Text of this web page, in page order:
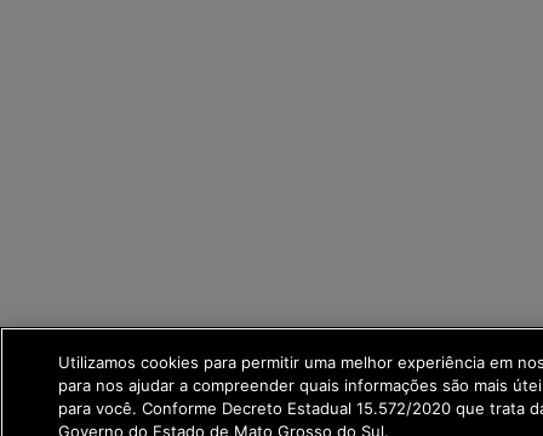
Utilizamos cookies para permitir uma melhor experiência em
para nos ajudar a compreender quais informações são mais
para você. Conforme Decreto Estadual 15.572/2020 que trata
Governo do Estado de Mato Grosso do Sul.